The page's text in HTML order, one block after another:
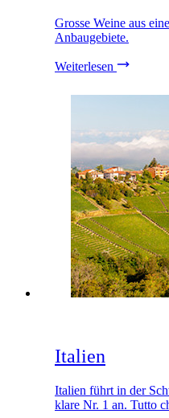
Grosse Weine aus
Anbaugebiete.
Weiterlesen
Italien
Italien führt in der
klare Nr. 1 an. Tutto